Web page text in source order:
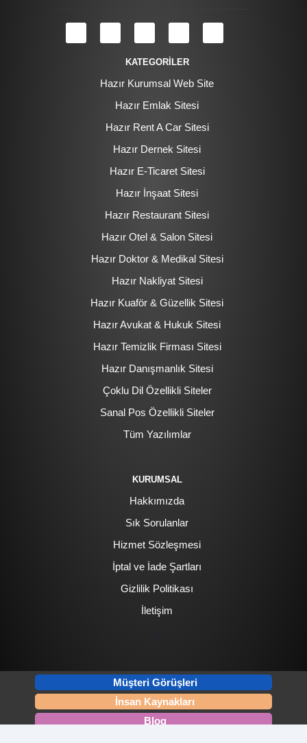
KATEGORİLER
Hazır Kurumsal Web Site
Hazır Emlak Sitesi
Hazır Rent A Car Sitesi
Hazır Dernek Sitesi
Hazır E-Ticaret Sitesi
Hazır İnşaat Sitesi
Hazır Restaurant Sitesi
Hazır Otel & Salon Sitesi
Hazır Doktor & Medikal Sitesi
Hazır Nakliyat Sitesi
Hazır Kuaför & Güzellik Sitesi
Hazır Avukat & Hukuk Sitesi
Hazır Temizlik Firması Sitesi
Hazır Danışmanlık Sitesi
Çoklu Dil Özellikli Siteler
Sanal Pos Özellikli Siteler
Tüm Yazılımlar
KURUMSAL
Hakkımızda
Sık Sorulanlar
Hizmet Sözleşmesi
İptal ve İade Şartları
Gizlilik Politikası
İletişim
Müşteri Görüşleri
İnsan Kaynakları
Blog